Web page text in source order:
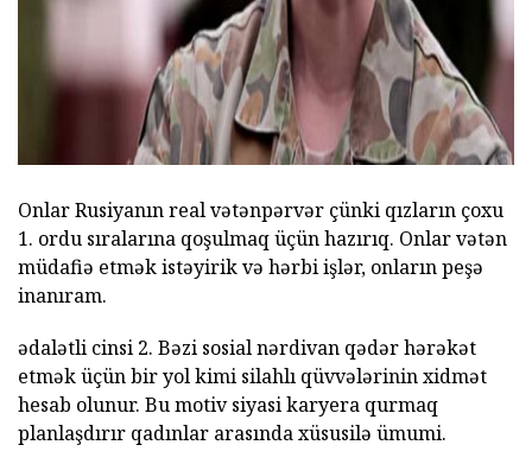
Onlar Rusiyanın real vətənpərvər çünki qızların çoxu
1. ordu sıralarına qoşulmaq üçün hazırıq. Onlar vətən
müdafiə etmək istəyirik və hərbi işlər, onların peşə
inanıram.
ədalətli cinsi 2. Bəzi sosial nərdivan qədər hərəkət
etmək üçün bir yol kimi silahlı qüvvələrinin xidmət
hesab olunur. Bu motiv siyasi karyera qurmaq
planlaşdırır qadınlar arasında xüsusilə ümumi.